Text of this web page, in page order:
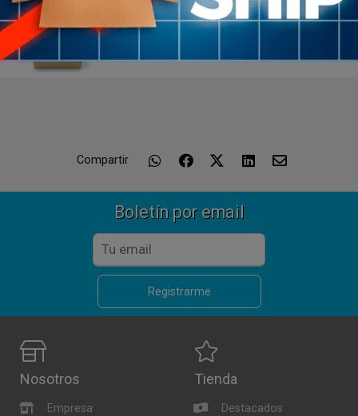
Tizas Para Taco De Pool o villar master x 1
Compartir
Boletín por email
Registrarme
Nosotros
Empresa
Tienda
Destacados